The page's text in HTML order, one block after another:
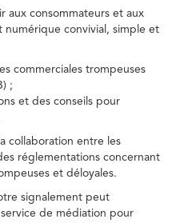
aux consommateurs et aux
convivial, simple et
commerciales trompeuses
;
et des conseils pour
collaboration entre les
réglementations concernant
et déloyales.
signalement peut
de médiation pour